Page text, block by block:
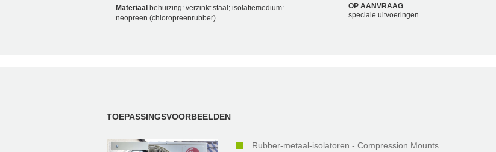
Materiaal behuizing: verzinkt staal; isolatiemedium:
neopreen (chloropreenrubber)
OP AANVRAAG
speciale uitvoeringen
TOEPASSINGSVOORBEELDEN
Rubber-metaal-isolatoren - Compression Mounts